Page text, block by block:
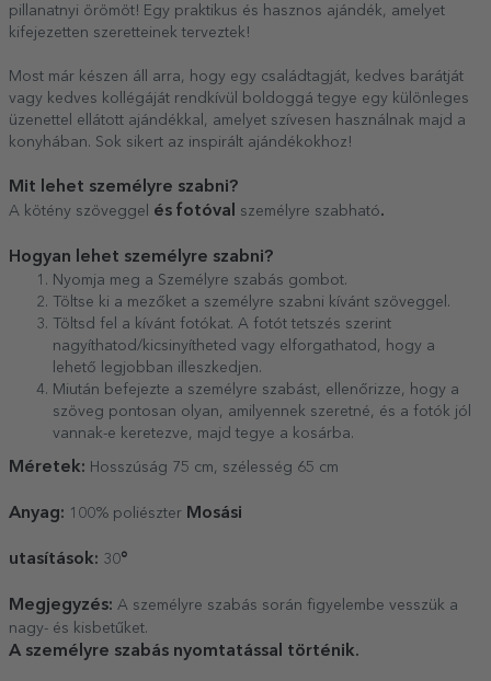
pillanatnyi örömöt! Egy praktikus és hasznos ajándék, amelyet
kifejezetten szeretteinek terveztek!
Most már készen áll arra, hogy egy családtagját, kedves barátját
vagy kedves kollégáját rendkívül boldoggá tegye egy különleges
üzenettel ellátott ajándékkal, amelyet szívesen használnak majd a
konyhában. Sok sikert az inspirált ajándékokhoz!
Mit lehet személyre szabni?
A kötény szöveggel és fotóval személyre szabható.
Hogyan lehet személyre szabni?
Nyomja meg a Személyre szabás gombot.
Töltse ki a mezőket a személyre szabni kívánt szöveggel.
Töltsd fel a kívánt fotókat. A fotót tetszés szerint
nagyíthatod/kicsinyítheted vagy elforgathatod, hogy a
lehető legjobban illeszkedjen.
Miután befejezte a személyre szabást, ellenőrizze, hogy a
szöveg pontosan olyan, amilyennek szeretné, és a fotók jól
vannak-e keretezve, majd tegye a kosárba.
Méretek: Hosszúság 75 cm, szélesség 65 cm
Anyag: 100% poliészter Mosási
utasítások: 30°
Megjegyzés: A személyre szabás során figyelembe vesszük a
nagy- és kisbetűket.
A személyre szabás nyomtatással történik.